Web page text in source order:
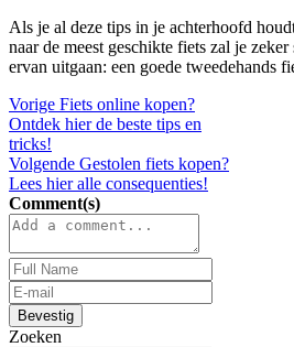
Als je al deze tips in je achterhoofd
naar de meest geschikte fiets zal je
ervan uitgaan: een goede tweedehands
Vorige Fiets online kopen?
Ontdek hier de beste tips en
tricks!
Volgende Gestolen fiets kopen?
Lees hier alle consequenties!
Comment(s)
Bevestig
Zoeken